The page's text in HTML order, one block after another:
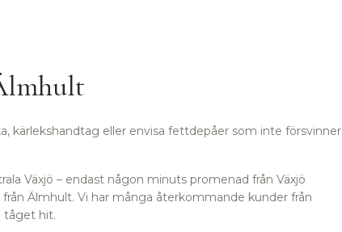
kärlekshandtag eller envisa fettdepåer som inte försvinner
Växjö – endast någon minuts promenad från Växjö
Älmhult. Vi har många återkommande kunder från
tåget hit.